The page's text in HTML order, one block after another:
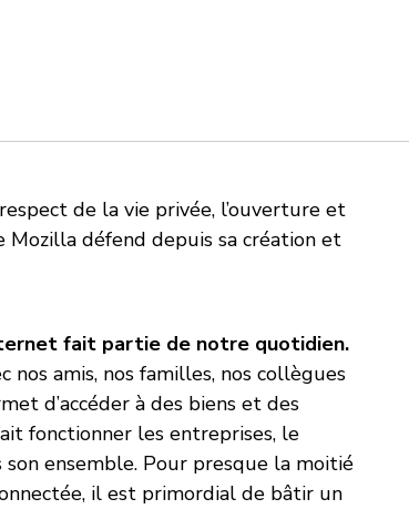
de la vie privée, l’ouverture et
Mozilla défend depuis sa création et
fait partie de notre quotidien.
nos amis, nos familles, nos collègues
d’accéder à des biens et des
fonctionner les entreprises, le
son ensemble. Pour presque la moitié
il est primordial de bâtir un